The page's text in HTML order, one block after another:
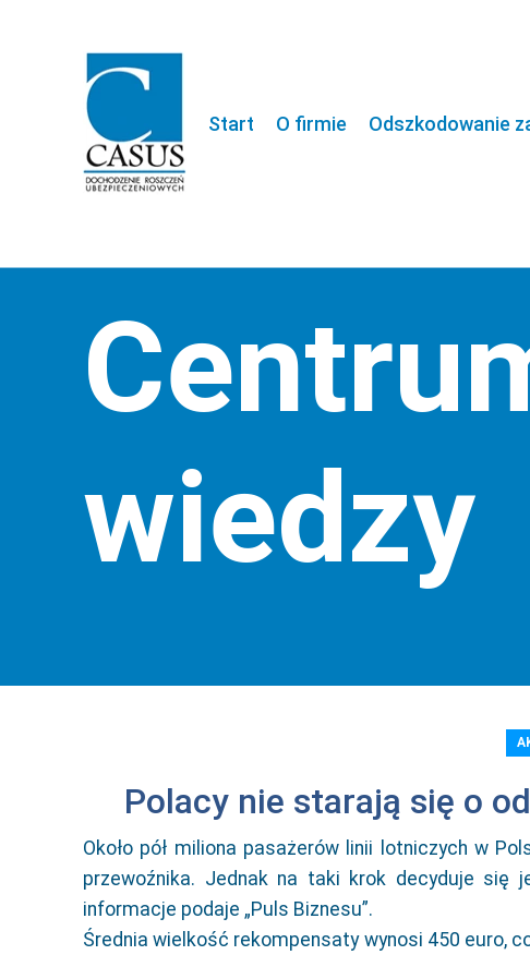
Start O firmie Odszkodowanie
wiedzy
Polacy nie starają się o
Około pół miliona pasażerów linii lotniczych w
przewoźnika. Jednak na taki krok decyduje się
informacje podaje „Puls Biznesu”.
Średnia wielkość rekompensaty wynosi 450 euro,